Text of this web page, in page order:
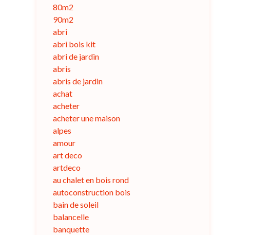
80m2
90m2
abri
abri bois kit
abri de jardin
abris
abris de jardin
achat
acheter
acheter une maison
alpes
amour
art deco
artdeco
au chalet en bois rond
autoconstruction bois
bain de soleil
balancelle
banquette